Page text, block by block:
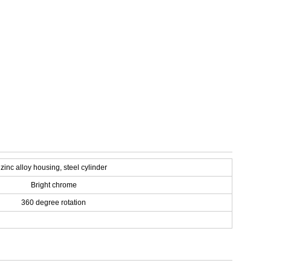
zinc alloy housing, steel cylinder
Bright chrome
360 degree rotation